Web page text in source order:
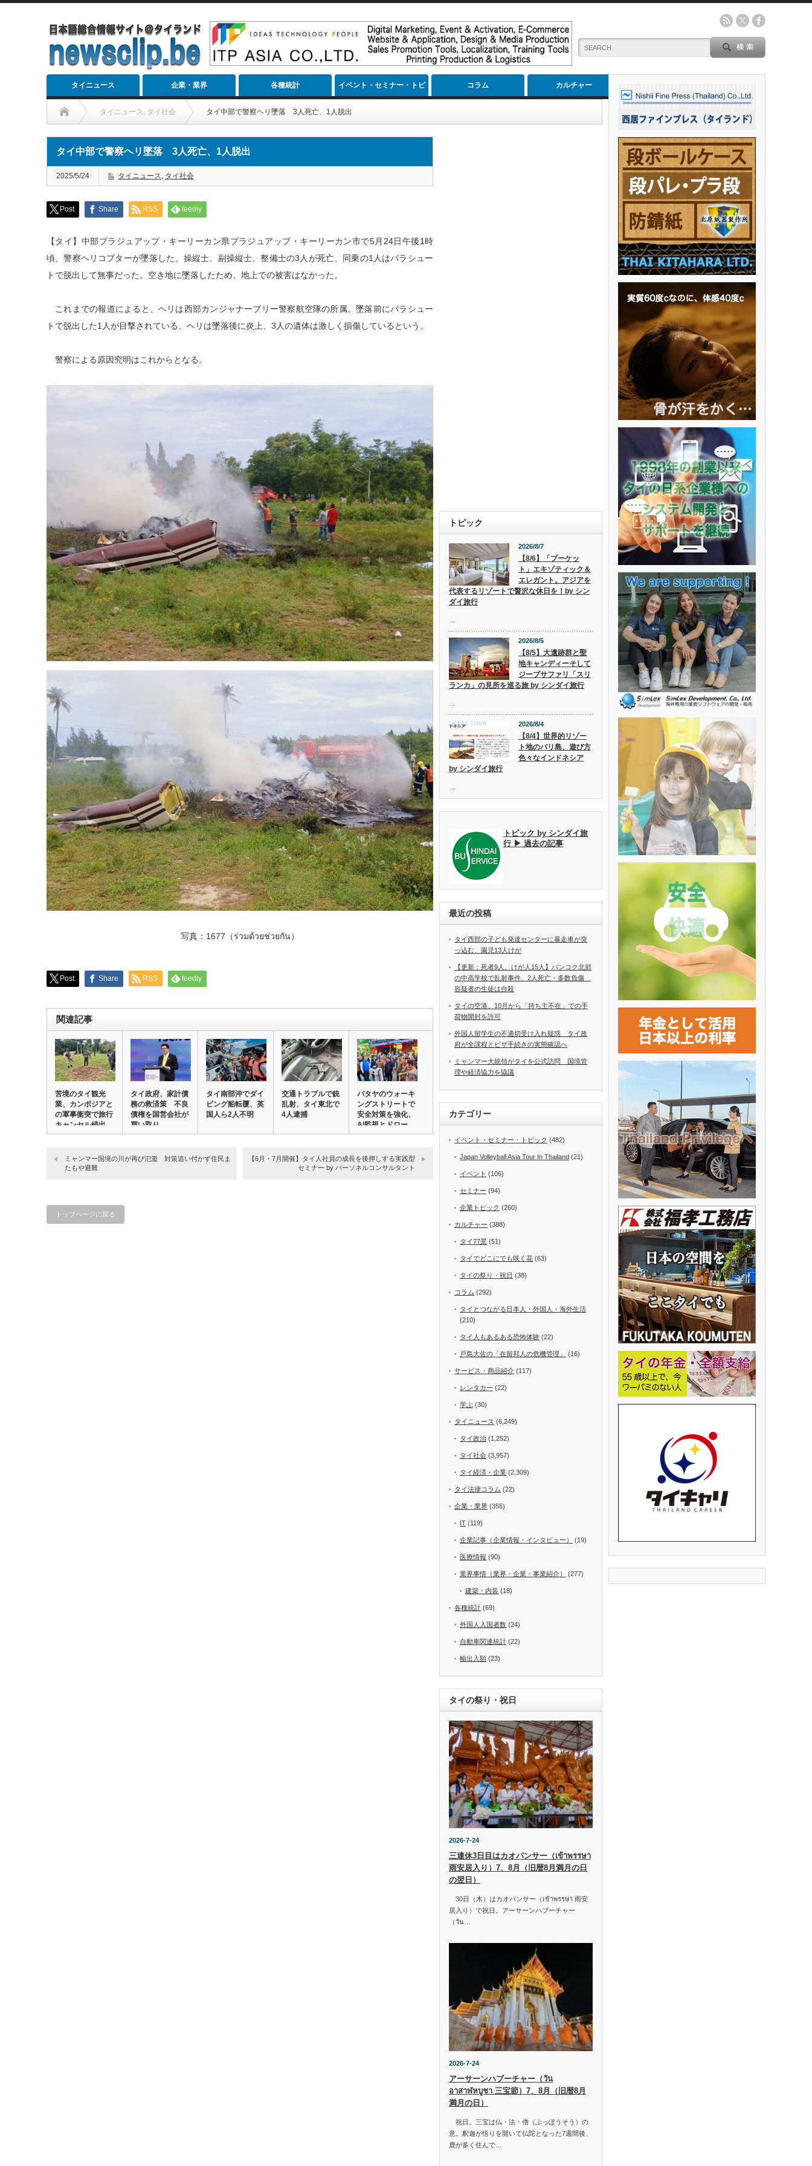
タイニュース 企業・業界 各種統計 イベント・セミナー・トピ コラム カルチャー
タイニュース, タイ社会 タイ中部で警察ヘリ墜落 3人死亡、1人脱出
タイ中部で警察ヘリ墜落 3人死亡、1人脱出
2025/5/24 タイニュース, タイ社会
Post Share RSS feedly
【タイ】中部プラジュアップ・キーリーカン県プラジュアップ・キーリーカン市で5月24日午後1時
頃、警察ヘリコプターが墜落した。操縦士、副操縦士、整備士の3人が死亡、同乗の1人はパラシュー
トで脱出して無事だった。空き地に墜落したため、地上での被害はなかった。
これまでの報道によると、ヘリは西部カンジャナーブリー警察航空隊の所属。墜落前にパラシュー
トで脱出した1人が目撃されている。ヘリは墜落後に炎上、3人の遺体は激しく損傷しているという。
警察による原因究明はこれからとなる。
写真：1677（ร่วมด้วยช่วยกัน）
Post Share RSS feedly
関連記事
苦境のタイ観光
業、カンボジアと
の軍事衝突で旅行
キャンセル続出
タイ政府、家計債
務の救済策 不良
債権を国営会社が
買い取り
タイ南部沖でダイ
ビング船転覆、英
国人ら2人不明
交通トラブルで銃
乱射、タイ東北で
4人逮捕
パタヤのウォーキ
ングストリートで
安全対策を強化、
AI監視とドロー…
ミャンマー国境の川が再び氾濫 対策追い付かず住民ま
たもや避難
【6月・7月開催】タイ人社員の成長を後押しする実践型
セミナー by パーソネルコンサルタント
トップページに戻る
トピック
2026/8/7
【8/6】「プーケッ
ト」エキゾティック＆
エレガント。アジアを
代表するリゾートで贅沢な休日を！by シン
ダイ旅行
2026/8/5
【8/5】大遺跡群と聖
地キャンディーそして
ジープサファリ「スリ
ランカ」の見所を巡る旅 by シンダイ旅行
2026/8/4
【8/4】世界的リゾー
ト地のバリ島、遊び方
色々なインドネシア
by シンダイ旅行
トピック by シンダイ旅
行 ▶ 過去の記事
最近の投稿
タイ西部の子ども発達センターに暴走車が突
っ込む、園児13人けが
【更新：死者9人、けが人15人】バンコク北郊
の中高学校で乱射事件、2人死亡・多数負傷
容疑者の生徒は自殺
タイの空港、10月から「持ち主不在」での手
荷物開封を許可
外国人留学生の不適切受け入れ疑惑 タイ政
府が全課程とビザ手続きの実態確認へ
ミャンマー大統領がタイを公式訪問 国境管
理や経済協力を協議
カテゴリー
イベント・セミナー・トピック (482)
Japan Volleyball Asia Tour In Thailand (21)
イベント (106)
セミナー (94)
企業トピック (260)
カルチャー (388)
タイ77景 (51)
タイでどこにでも咲く花 (63)
タイの祭り・祝日 (38)
コラム (292)
タイとつながる日本人・外国人・海外生活
(210)
タイ人もあるある恐怖体験 (22)
戸島大佐の「在留邦人の危機管理」 (16)
サービス・商品紹介 (117)
レンタカー (22)
学ぶ (30)
タイニュース (6,249)
タイ政治 (1,252)
タイ社会 (3,957)
タイ経済・企業 (2,309)
タイ法律コラム (22)
企業・業界 (355)
IT (119)
企業記事（企業情報・インタビュー） (19)
医療情報 (90)
業界事情（業界・企業・事業紹介） (277)
建築・内装 (18)
各種統計 (69)
外国人入国者数 (24)
自動車関連統計 (22)
輸出入額 (23)
タイの祭り・祝日
2026-7-24
三連休3日目はカオパンサー（เข้าพรรษา
雨安居入り）7、8月（旧暦8月満月の日
の翌日）
30日（木）はカオパンサー（เข้าพรรษา 雨安
居入り）で祝日。アーサーンハブーチャー
（วัน…
2026-7-24
アーサーンハブーチャー（วัน
อาสาฬหบูชา 三宝節）7、8月（旧暦8月
満月の日）
祝日。三宝は仏・法・僧（ぶっぽうそう）の
意。釈迦が悟りを開いて仏陀となった7週間後、
鹿が多く住んで…